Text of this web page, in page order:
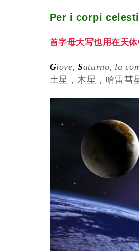
Per i corpi
首字母大写也用在天
Giove,Saturno, la
土星，木星，哈雷彗